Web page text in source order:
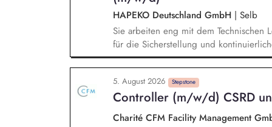
HAPEKO Deutschland GmbH | Selb
Sie arbeiten eng mit dem Technischen
für die Sicherstellung und
analysieren technische Störungen,
begleiten nachhaltige Lösungen bis
Prozesse in den Bereichen Recycling,
Umweltmanagement und stellen die
planen und begleiten technische
5. August 2026 Stepstone
Controller (m/w/d) CSRD
Charité CFM Facility Management